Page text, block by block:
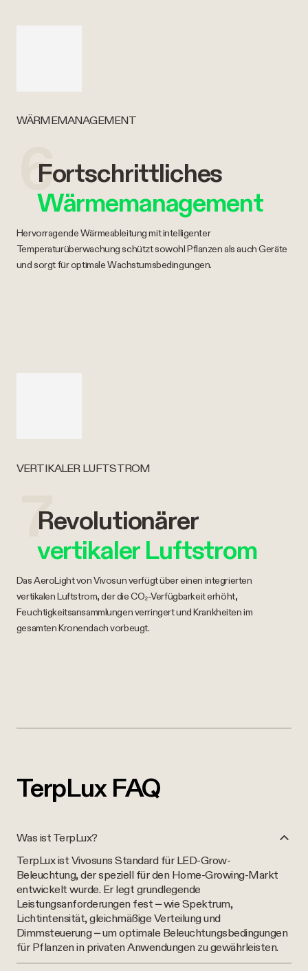
WÄRMEMANAGEMENT
6
Fortschrittliches
Wärmemanagement
Hervorragende Wärmeableitung mit intelligenter
Temperaturüberwachung schützt sowohl Pflanzen als auch Geräte
und sorgt für optimale Wachstumsbedingungen.
VERTIKALER LUFTSTROM
7
Revolutionärer
vertikaler Luftstrom
Das AeroLight von Vivosun verfügt über einen integrierten
vertikalen Luftstrom, der die CO₂-Verfügbarkeit erhöht,
Feuchtigkeitsansammlungen verringert und Krankheiten im
gesamten Kronendach vorbeugt.
TerpLux FAQ
Was ist TerpLux?
TerpLux ist Vivosuns Standard für LED-Grow-
Beleuchtung, der speziell für den Home-Growing-Markt
entwickelt wurde. Er legt grundlegende
Leistungsanforderungen fest – wie Spektrum,
Lichtintensität, gleichmäßige Verteilung und
Dimmsteuerung – um optimale Beleuchtungsbedingungen
für Pflanzen in privaten Anwendungen zu gewährleisten.